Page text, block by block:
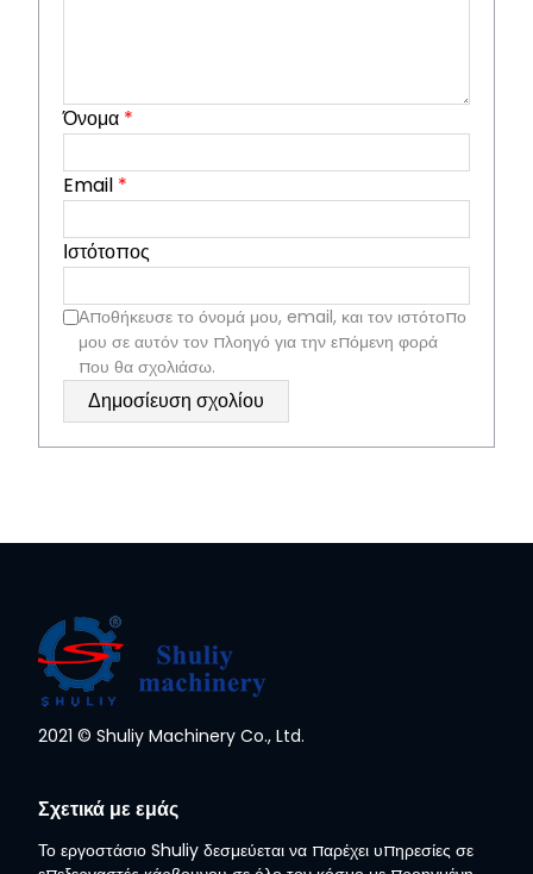
Όνομα *
Email *
Ιστότοπος
Αποθήκευσε το όνομά μου, email, και τον ιστότοπο
μου σε αυτόν τον πλοηγό για την επόμενη φορά
που θα σχολιάσω.
2021 © Shuliy Machinery Co., Ltd.
Σχετικά με εμάς
Το εργοστάσιο Shuliy δεσμεύεται να παρέχει υπηρεσίες σεEmail